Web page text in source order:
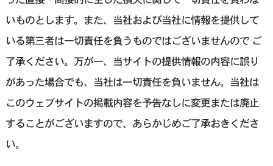
いものとします。また、当社および当社に情報を提供して
いる第三者は一切責任を負うものではございませんので ご
了承ください。万が一、当サイトの提供情報の内容に誤り
があった場合でも、当社は一切責任を負いません。当社は
このウェブサイトの掲載内容を予告なしに変更または廃止
することがございますので、あらかじめご了承おきくださ
い。